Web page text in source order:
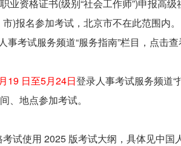
业资格证书(级别“社会工作师”)申报高
)报名参加考试，北京市不在此范围内。
考试服务频道“服务指南”栏目，点击查
19 日至5月24日登录人事考试服务频道
、地点参加考试。
试使用 2025 版考试大纲，具体见中国